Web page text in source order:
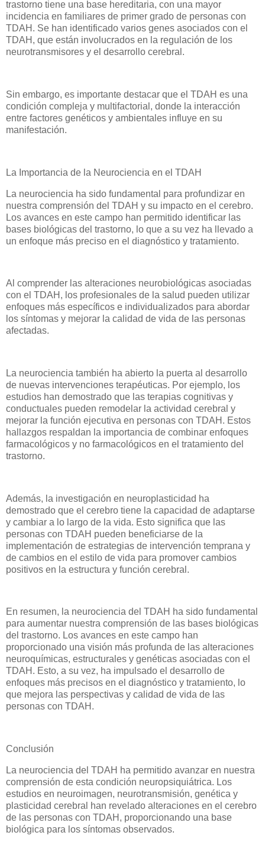
trastorno tiene una base hereditaria, con una mayor
incidencia en familiares de primer grado de personas con
TDAH. Se han identificado varios genes asociados con el
TDAH, que están involucrados en la regulación de los
neurotransmisores y el desarrollo cerebral.
Sin embargo, es importante destacar que el TDAH es una
condición compleja y multifactorial, donde la interacción
entre factores genéticos y ambientales influye en su
manifestación.
La Importancia de la Neurociencia en el TDAH
La neurociencia ha sido fundamental para profundizar en
nuestra comprensión del TDAH y su impacto en el cerebro.
Los avances en este campo han permitido identificar las
bases biológicas del trastorno, lo que a su vez ha llevado a
un enfoque más preciso en el diagnóstico y tratamiento.
Al comprender las alteraciones neurobiológicas asociadas
con el TDAH, los profesionales de la salud pueden utilizar
enfoques más específicos e individualizados para abordar
los síntomas y mejorar la calidad de vida de las personas
afectadas.
La neurociencia también ha abierto la puerta al desarrollo
de nuevas intervenciones terapéuticas. Por ejemplo, los
estudios han demostrado que las terapias cognitivas y
conductuales pueden remodelar la actividad cerebral y
mejorar la función ejecutiva en personas con TDAH. Estos
hallazgos respaldan la importancia de combinar enfoques
farmacológicos y no farmacológicos en el tratamiento del
trastorno.
Además, la investigación en neuroplasticidad ha
demostrado que el cerebro tiene la capacidad de adaptarse
y cambiar a lo largo de la vida. Esto significa que las
personas con TDAH pueden beneficiarse de la
implementación de estrategias de intervención temprana y
de cambios en el estilo de vida para promover cambios
positivos en la estructura y función cerebral.
En resumen, la neurociencia del TDAH ha sido fundamental
para aumentar nuestra comprensión de las bases biológicas
del trastorno. Los avances en este campo han
proporcionado una visión más profunda de las alteraciones
neuroquímicas, estructurales y genéticas asociadas con el
TDAH. Esto, a su vez, ha impulsado el desarrollo de
enfoques más precisos en el diagnóstico y tratamiento, lo
que mejora las perspectivas y calidad de vida de las
personas con TDAH.
Conclusión
La neurociencia del TDAH ha permitido avanzar en nuestra
comprensión de esta condición neuropsiquiátrica. Los
estudios en neuroimagen, neurotransmisión, genética y
plasticidad cerebral han revelado alteraciones en el cerebro
de las personas con TDAH, proporcionando una base
biológica para los síntomas observados.